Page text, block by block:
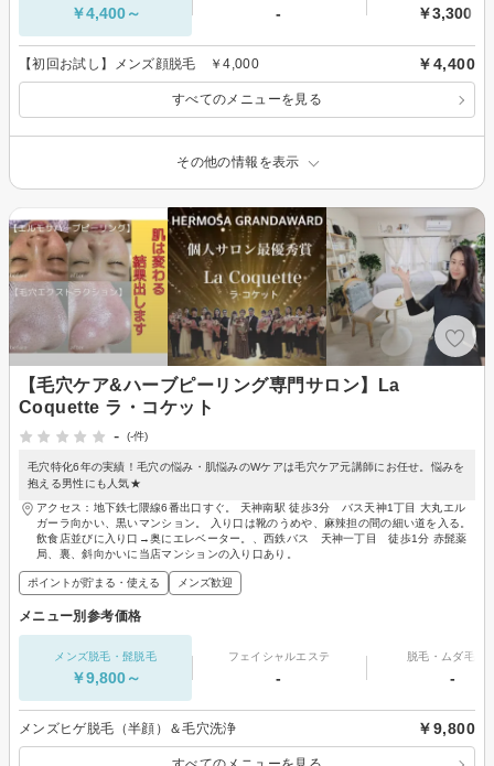
￥4,400～ - ￥3,300～
【初回お試し】メンズ顔脱毛 ￥4,000 ￥4,400
すべてのメニューを見る
その他の情報を表示
【毛穴ケア&ハーブピーリング専門サロン】La
Coquette ラ・コケット
-
(-件)
毛穴特化6年の実績！毛穴の悩み・肌悩みのWケアは毛穴ケア元講師にお任せ。悩みを
抱える男性にも人気★
アクセス：地下鉄七隈線6番出口すぐ。 天神南駅 徒歩3分 バス天神1丁目 大丸エル
ガーラ向かい、黒いマンション。 入り口は靴のうめや、麻辣担の間の細い道を入る。
飲食店並びに入り口→奥にエレベーター。、西鉄バス 天神一丁目 徒歩1分 赤髭薬
局、裏、斜向かいに当店マンションの入り口あり。
ポイントが貯まる・使える メンズ歓迎
メニュー別参考価格
メンズ脱毛・髭脱毛
￥9,800～
フェイシャルエステ
-
脱毛・ムダ毛処
-
メンズヒゲ脱毛（半顔）＆毛穴洗浄 ￥9,800